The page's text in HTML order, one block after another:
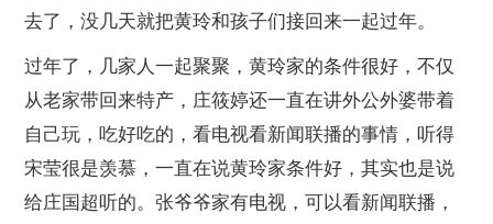
去了，没几天就把黄玲和孩子们接回来一起过年。
过年了，几家人一起聚聚，黄玲家的条件很好，不仅
从老家带回来特产，庄筱婷还一直在讲外公外婆带着
自己玩，吃好吃的，看电视看新闻联播的事情，听得
宋莹很是羡慕，一直在说黄玲家条件好，其实也是说
给庄国超听的。张爷爷家有电视，可以看新闻联播，